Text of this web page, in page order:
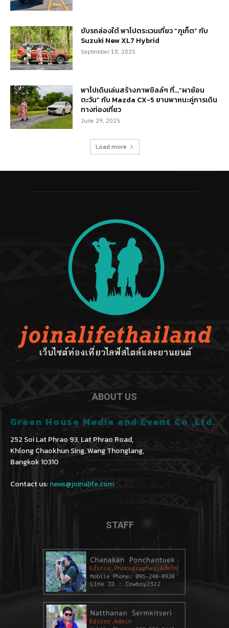
ขับรถล่องใต้ พาไปตระเวนเที่ยว “ภูเก็ต” กับ
Suzuki New XL7 Hybrid
September 18, 2025
พาไปเดินเล่นสร้างภาพชิลล์ๆ ที่…“ผาย้อน
ตะวัน” กับ Mazda CX-5 ยานพาหนะคู่การเดิน
ทางท่องเที่ยว
June 29, 2025
Load more
ABOUT US
Green House Media and Event Co.,Ltd.
252 Soi Lat Phrao 93, Lat Phrao Road,
Khlong Chaokhun Sing, Wang Thonglang,
Bangkok 10310
Contact us:news@joinalife.com
STAFF